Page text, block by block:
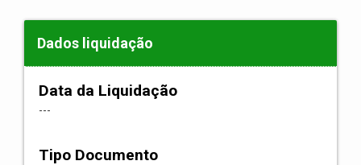
Dados liquidação
Data da Liquidação
---
Tipo Documento